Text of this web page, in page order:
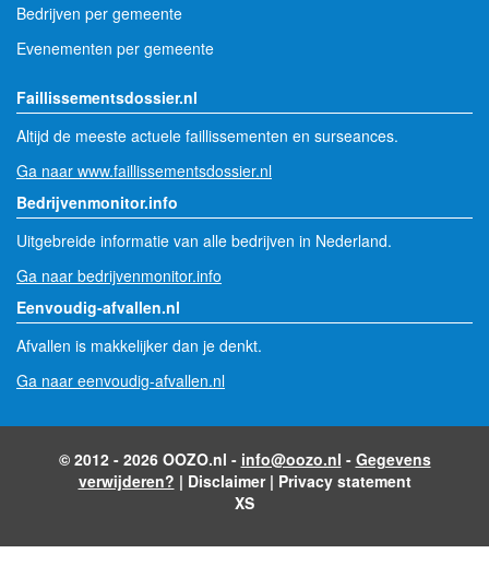
Bedrijven per gemeente
Evenementen per gemeente
Faillissementsdossier.nl
Altijd de meeste actuele faillissementen en surseances.
Ga naar www.faillissementsdossier.nl
Bedrijvenmonitor.info
Uitgebreide informatie van alle bedrijven in Nederland.
Ga naar bedrijvenmonitor.info
Eenvoudig-afvallen.nl
Afvallen is makkelijker dan je denkt.
Ga naar eenvoudig-afvallen.nl
© 2012 - 2026 OOZO.nl - info@oozo.nl - Gegevens
verwijderen? | Disclaimer| Privacy statement
XS